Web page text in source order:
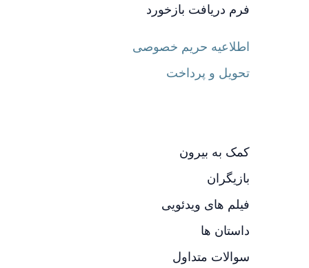
فرم دریافت بازخورد
اطلاعیه حریم خصوصی
تحویل و پرداخت
کمک به بیرون
بازیگران
فیلم های ویدئویی
داستان ها
سوالات متداول